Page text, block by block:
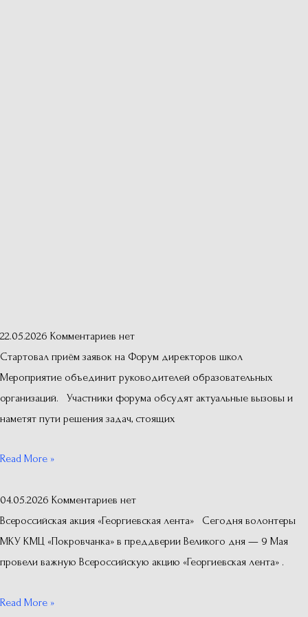
22.05.2026 Комментариев нет
Стартовал приём заявок на Форум директоров школ
Мероприятие объединит руководителей образовательных
организаций. Участники форума обсудят актуальные вызовы и
наметят пути решения задач, стоящих
Read More »
04.05.2026 Комментариев нет
Всероссийская акция «Георгиевская лента» Сегодня волонтеры
МКУ КМЦ «Покровчанка» в преддверии Великого дня — 9 Мая
провели важную Всероссийскую акцию «Георгиевская лента» .
Read More »